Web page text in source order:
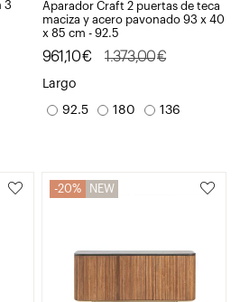
3
Aparador Craft 2 puertas de teca
maciza y acero pavonado 93 x 40
x 85 cm - 92.5
1.373,00€
El
precio
original
961,10€
El
precio
actual
Largo
92.5 180 136
20% NEW